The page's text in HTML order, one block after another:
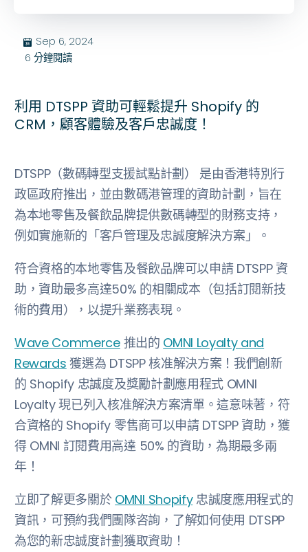
בּ Sep 6, 2024
6 分鐘閱讀
利用 DTSPP 資助可輕鬆提升 Shopify 的
CRM，顧客體驗及客戶忠誠度！
DTSPP（數碼轉型支援試點計劃） 是由香港特別行
政區政府推出，並由數碼港管理的資助計劃，旨在
為本地零售及餐飲品牌提供數碼轉型的財務支持，
例如實施新的「客戶管理及忠誠度解決方案」。
符合資格的本地零售及餐飲品牌可以申請 DTSPP 資
助，資助最多高達50% 的相關成本（包括訂閱新技
術的費用），以提升業務表現。
Wave Commerce推出的 OMNI Loyalty and
Rewards 獲選為 DTSPP 核准解決方案！我們創新
的 Shopify 忠誠度及獎勵計劃應用程式 OMNI
Loyalty 現已列入核准解決方案清單。這意味著，符
合資格的 Shopify 零售商可以申請 DTSPP 資助，獲
得 OMNI 訂閱費用高達 50% 的資助，為期最多兩
年！
立即了解更多關於 OMNI Shopify忠誠度應用程式的
資訊，可預約我們團隊咨詢，了解如何使用 DTSPP
為您的新忠誠度計劃獲取資助！